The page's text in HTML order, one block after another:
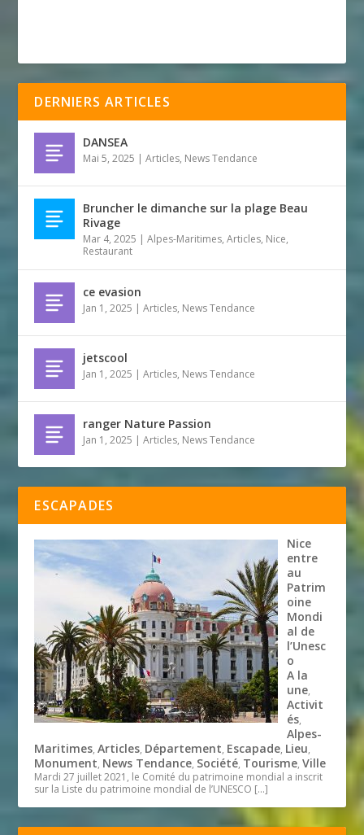
DERNIERS ARTICLES
DANSEA
Mai 5, 2025 |Articles, News Tendance
Bruncher le dimanche sur la plage Beau
Rivage
Mar 4, 2025 |Alpes-Maritimes,Articles, Nice,
Restaurant
ce evasion
Jan 1, 2025 |Articles, News Tendance
jetscool
Jan 1, 2025 |Articles, News Tendance
ranger Nature Passion
Jan 1, 2025 |Articles, News Tendance
ESCAPADES
Nice
entre
au
Patrim
oine
Mondi
al de
l’Unesc
o
A la
une,
Activit
és,
Alpes-
Maritimes,Articles, Département, Escapade, Lieu,
Monument, News Tendance, Société, Tourisme,Ville
Mardi 27 juillet 2021, le Comité du patrimoine mondial a inscrit
sur la Liste du patrimoine mondial de l’UNESCO […]